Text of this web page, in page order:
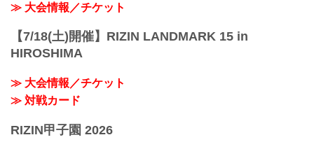
≫ 大会情報／チケット
【7/18(土)開催】RIZIN LANDMARK 15 in
HIROSHIMA
≫ 大会情報／チケット
≫ 対戦カード
RIZIN甲子園 2026